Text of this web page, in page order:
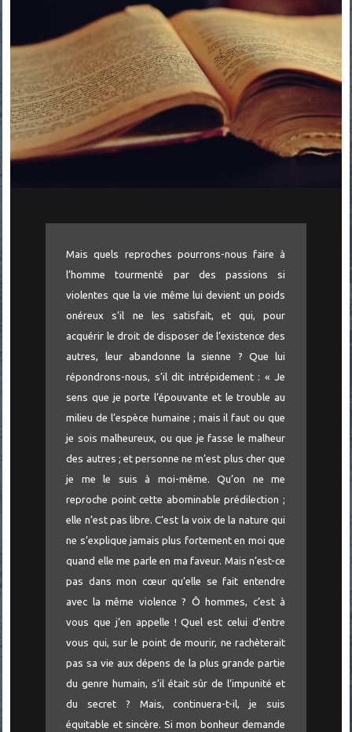
Mais quels reproches pourrons-nous faire à
l’homme tourmenté par des passions si
violentes que la vie même lui devient un poids
onéreux s’il ne les satisfait, et qui, pour
acquérir le droit de disposer de l’existence des
autres, leur abandonne la sienne ? Que lui
répondrons-nous, s’il dit intrépidement : « Je
sens que je porte l’épouvante et le trouble au
milieu de l’espèce humaine ; mais il faut ou que
je sois malheureux, ou que je fasse le malheur
des autres ; et personne ne m’est plus cher que
je me le suis à moi-même. Qu’on ne me
reproche point cette abominable prédilection ;
elle n’est pas libre. C’est la voix de la nature qui
ne s’explique jamais plus fortement en moi que
quand elle me parle en ma faveur. Mais n’est-ce
pas dans mon cœur qu’elle se fait entendre
avec la même violence ? Ô hommes, c’est à
vous que j’en appelle ! Quel est celui d’entre
vous qui, sur le point de mourir, ne rachèterait
pas sa vie aux dépens de la plus grande partie
du genre humain, s’il était sûr de l’impunité et
du secret ? Mais, continuera-t-il, je suis
équitable et sincère. Si mon bonheur demande